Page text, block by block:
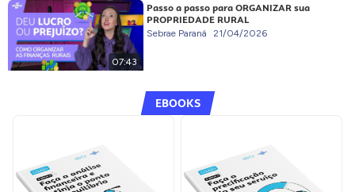
07:43
Passo a passo para ORGANIZAR sua
PROPRIEDADE RURAL
Sebrae Paraná 21/04/2026
EBOOKS